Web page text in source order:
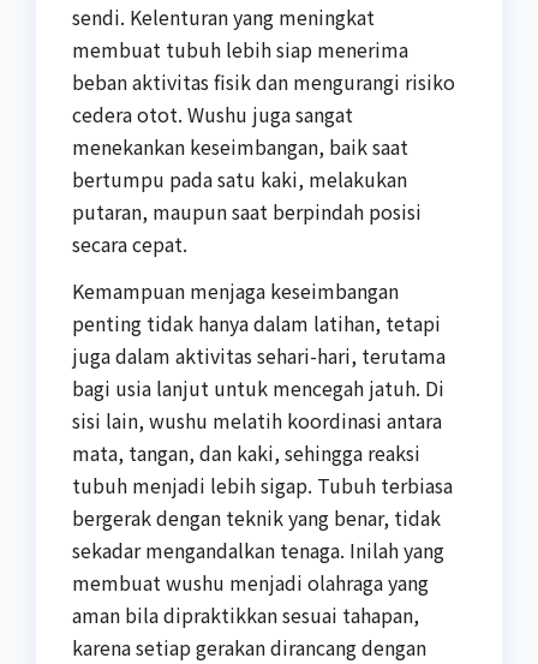
sendi. Kelenturan yang meningkat
membuat tubuh lebih siap menerima
beban aktivitas fisik dan mengurangi risiko
cedera otot. Wushu juga sangat
menekankan keseimbangan, baik saat
bertumpu pada satu kaki, melakukan
putaran, maupun saat berpindah posisi
secara cepat.
Kemampuan menjaga keseimbangan
penting tidak hanya dalam latihan, tetapi
juga dalam aktivitas sehari-hari, terutama
bagi usia lanjut untuk mencegah jatuh. Di
sisi lain, wushu melatih koordinasi antara
mata, tangan, dan kaki, sehingga reaksi
tubuh menjadi lebih sigap. Tubuh terbiasa
bergerak dengan teknik yang benar, tidak
sekadar mengandalkan tenaga. Inilah yang
membuat wushu menjadi olahraga yang
aman bila dipraktikkan sesuai tahapan,
karena setiap gerakan dirancang dengan